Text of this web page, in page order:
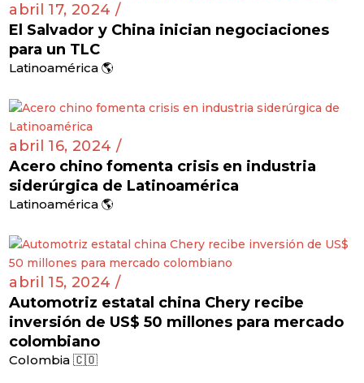
abril 17, 2024 /
El Salvador y China inician negociaciones
para un TLC
Latinoamérica 🌎
abril 16, 2024 /
Acero chino fomenta crisis en industria
siderúrgica de Latinoamérica
Latinoamérica 🌎
abril 15, 2024 /
Automotriz estatal china Chery recibe
inversión de US$ 50 millones para mercado
colombiano
Colombia 🇨🇴